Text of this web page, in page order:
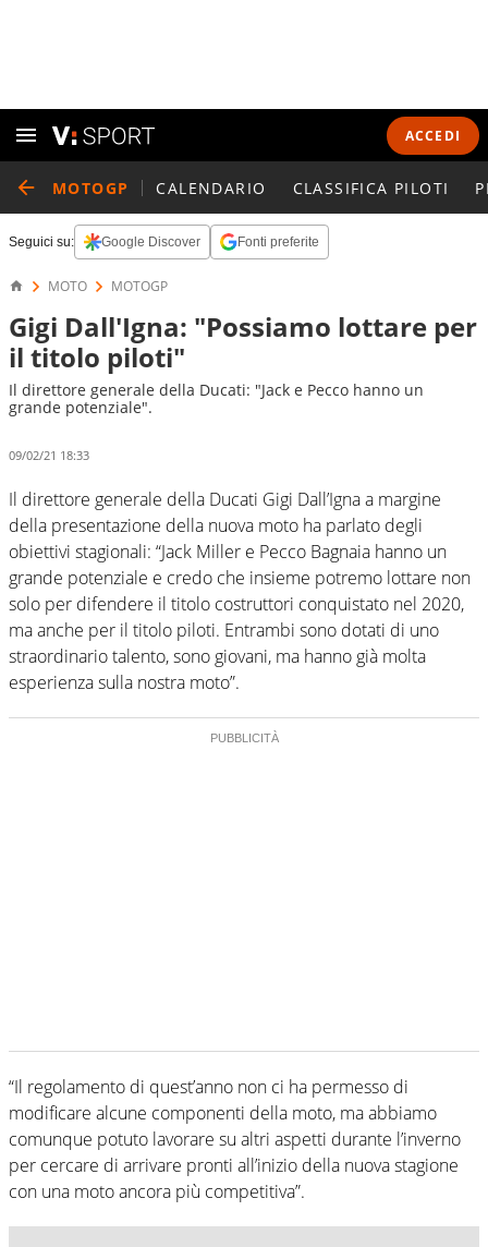
ACCEDI
MOTOGP CALENDARIO CLASSIFICA PILOTI
Seguici su: Google Discover Fonti preferite
MOTO MOTOGP
Gigi Dall'Igna: "Possiamo lottare per
il titolo piloti"
Il direttore generale della Ducati: "Jack e Pecco hanno un
grande potenziale".
09/02/21 18:33
Il direttore generale della Ducati Gigi Dall’Igna a margine
della presentazione della nuova moto ha parlato degli
obiettivi stagionali: “Jack Miller e Pecco Bagnaia hanno un
grande potenziale e credo che insieme potremo lottare non
solo per difendere il titolo costruttori conquistato nel 2020,
ma anche per il titolo piloti. Entrambi sono dotati di uno
straordinario talento, sono giovani, ma hanno già molta
esperienza sulla nostra moto”.
“Il regolamento di quest’anno non ci ha permesso di
modificare alcune componenti della moto, ma abbiamo
comunque potuto lavorare su altri aspetti durante l’inverno
per cercare di arrivare pronti all’inizio della nuova stagione
con una moto ancora più competitiva”.